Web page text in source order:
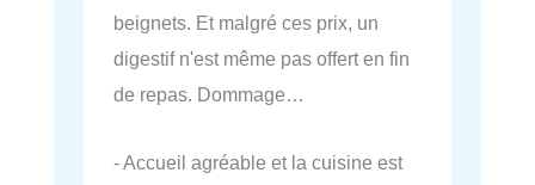
beignets. Et malgré ces prix, un
digestif n'est même pas offert en fin
de repas. Dommage…
- Accueil agréable et la cuisine est